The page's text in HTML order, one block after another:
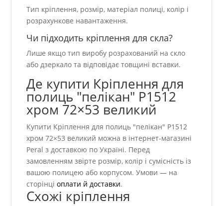
Тип кріплення, розмір, матеріал полиці, колір і
розрахункове навантаження.
Чи підходить кріплення для скла?
Лише якщо тип виробу розрахований на скло
або дзеркало та відповідає товщині вставки.
Де купити Кріплення для
полиць "пелікан" Р1512
хром 72×53 великий
Купити Кріплення для полиць "пелікан" Р1512
хром 72×53 великий можна в інтернет-магазині
Peral з доставкою по Україні. Перед
замовленням звірте розмір, колір і сумісність із
вашою полицею або корпусом. Умови — на
сторінціоплати й доставки.
Схожі кріплення